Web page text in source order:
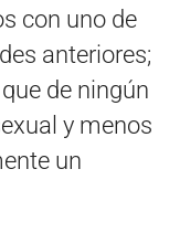
con uno de
anteriores;
de ningún
y menos
un